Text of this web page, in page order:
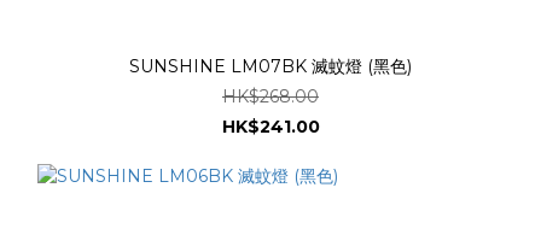
SUNSHINE LM07BK 滅蚊燈 (黑色)
HK$268.00
HK$241.00